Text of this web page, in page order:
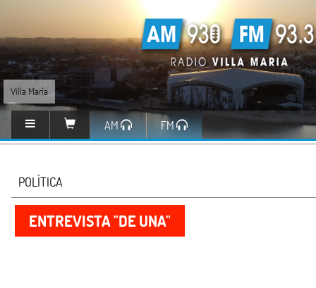
Villa María
AM FM
POLÍTICA
ENTREVISTA "DE UNA"